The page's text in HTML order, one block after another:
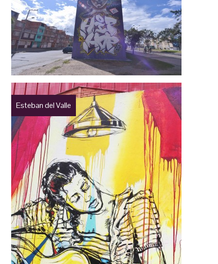
Esteban del Valle